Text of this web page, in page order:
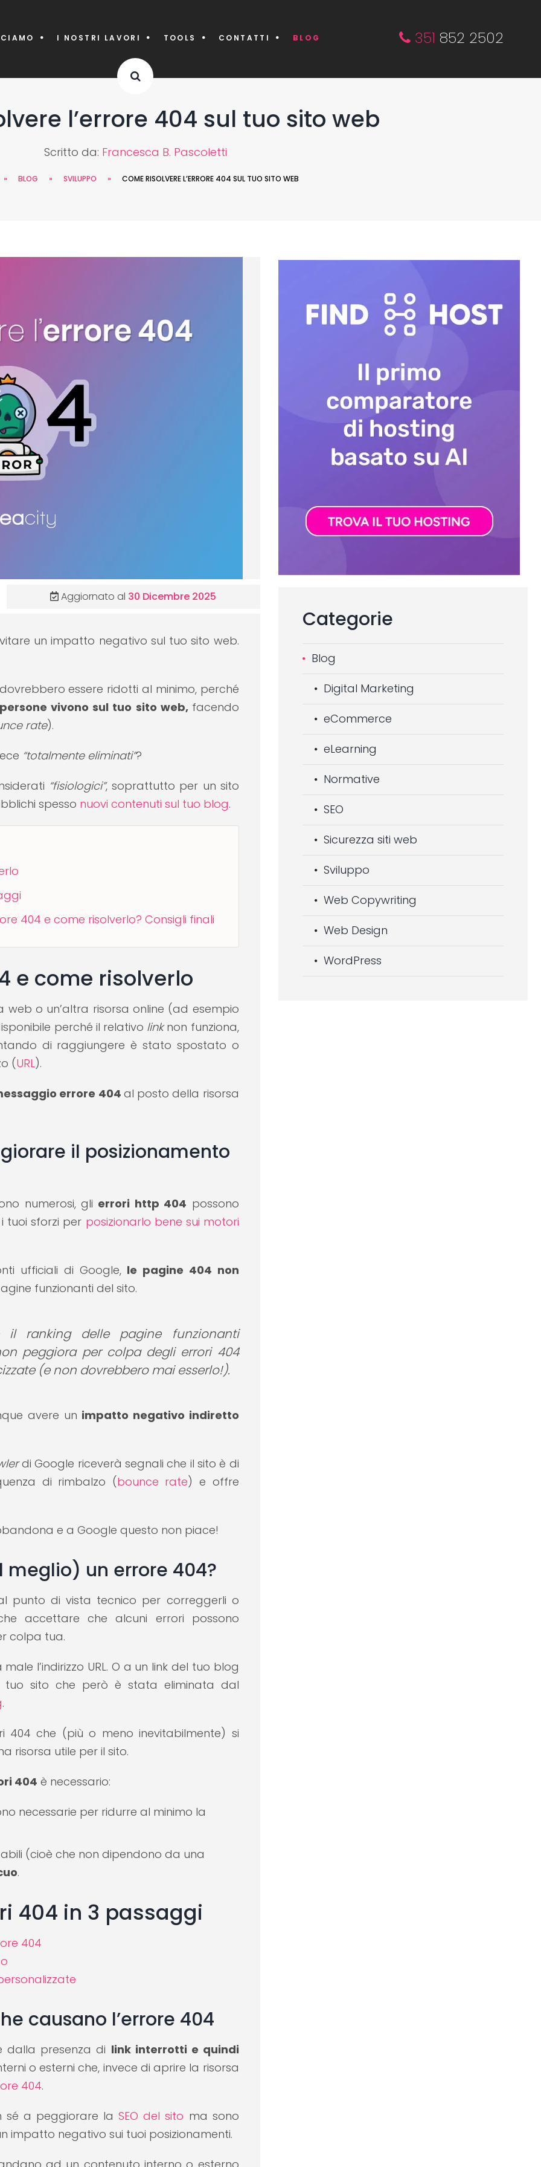
I NOSTRI LAVORI TOOLS CONTATTI BLOG 351 852 2502
l’errore 404 sul tuo sito web
Scritto da: Francesca B. Pascoletti
» BLOG » SVILUPPO » COME RISOLVERE L’ERRORE 404 SUL TUO SITO WEB
Aggiornato al 30 Dicembre 2025
un impatto negativo sul tuo sito web.
essere ridotti al minimo, perché
vivono sul tuo sito web, facendo
rate).
“totalmente eliminati”?
“fisiologici”, soprattutto per un sito
spesso nuovi contenuti sul tuo blog.
404 e come risolverlo? Consigli finali
e come risolverlo
o un’altra risorsa online (ad esempio
perché il relativo linknon funziona,
di raggiungere è stato spostato o
(URL).
errore 404 al posto della risorsa
il posizionamento
numerosi, gli errori http 404 possono
tuoi sforzi per posizionarlo bene sui motori
ufficiali di Google, le pagine 404 non
funzionanti del sito.
ranking delle pagine funzionanti
peggiora per colpa degli errori 404
(e non dovrebbero mai esserlo!).
avere un impatto negativo indiretto
di Google riceverà segnali che il sito è di
di rimbalzo (bounce rate) e offre
e a Google questo non piace!
un errore 404?
punto di vista tecnico per correggerli o
accettare che alcuni errori possono
colpa tua.
l’indirizzo URL. O a un link del tuo blog
sito che però è stata eliminata dal
.
404 che (più o meno inevitabilmente) si
risorsa utile per il sito.
404 è necessario:
necessarie per ridurre al minimo la
(cioè che non dipendono da una
.
404 in 3 passaggi
404
causano l’errore 404
dalla presenza di link interrotti e quindi
o esterni che, invece di aprire la risorsa
404.
sé a peggiorare laSEO del sito ma sono
impatto negativo sui tuoi posizionamenti.
Categorie
Blog
Digital Marketing
eCommerce
eLearning
Normative
SEO
Sicurezza siti web
Sviluppo
Web Copywriting
Web Design
WordPress